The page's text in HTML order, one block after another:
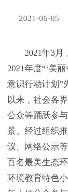
2021-06-05
2021年3月，
2021年度“‘美
意识行动计划”
以来，社会各
公众等踊跃参
景。经过组织
议、网络公示
百名最美生态
环境教育特色